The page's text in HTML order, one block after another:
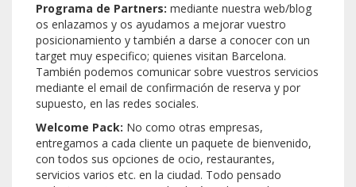
Programa de Partners: mediante nuestra web/blog
os enlazamos y os ayudamos a mejorar vuestro
posicionamiento y también a darse a conocer con un
target muy especifico; quienes visitan Barcelona.
También podemos comunicar sobre vuestros servicios
mediante el email de confirmación de reserva y por
supuesto, en las redes sociales.
Welcome Pack: No como otras empresas,
entregamos a cada cliente un paquete de bienvenido,
con todos sus opciones de ocio, restaurantes,
servicios varios etc. en la ciudad. Todo pensado